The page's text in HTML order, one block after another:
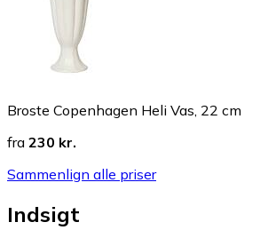
Broste Copenhagen Heli Vas, 22 cm
fra 230 kr.
Sammenlign alle priser
Indsigt